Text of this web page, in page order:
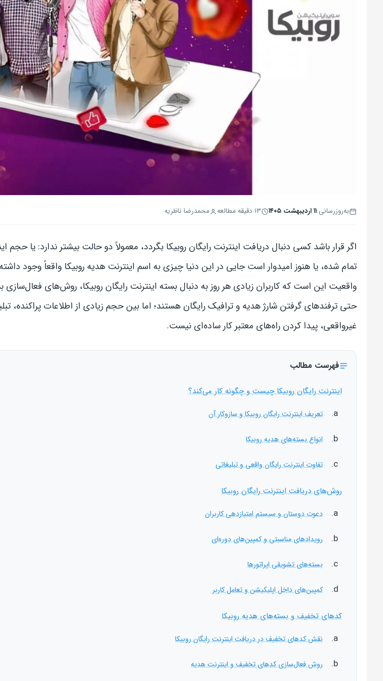
به‌روزرسانی:۱۱ اردیبهشت ۱۴۰۵ ۱۳ دقیقه مطالعه محمدرضا ناظریه
اگر قرار باشد کسی دنبال دریافت اینترنت رایگان روبیکا بگردد، معمولاً دو حالت بیشتر ندارد: یا
تمام شده، یا هنوز امیدوار است جایی در این دنیا چیزی به اسم اینترنت هدیه روبیکا واقعاً وجود
واقعیت این است که کاربران زیادی هر روز به دنبال بسته اینترنت رایگان روبیکا، روش‌های
حتی ترفندهای گرفتن شارژ هدیه و ترافیک رایگان هستند؛ اما بین حجم زیادی از اطلاعات پراکنده،
غیرواقعی، پیدا کردن راه‌های معتبر کار ساده‌ای نیست.
فهرست مطالب
اینترنت رایگان روبیکا چیست و چگونه کار می‌کند؟
تعریف اینترنت رایگان روبیکا و سازوکار آن
انواع بسته‌های هدیه روبیکا
تفاوت اینترنت رایگان واقعی و تبلیغاتی
روش‌های دریافت اینترنت رایگان روبیکا
دعوت دوستان و سیستم امتیازدهی کاربران
رویدادهای مناسبتی و کمپین‌های دوره‌ای
بسته‌های تشویقی اپراتورها
کمپین‌های داخل اپلیکیشن و تعامل کاربر
کدهای تخفیف و بسته‌های هدیه روبیکا
نقش کدهای تخفیف در دریافت اینترنت رایگان روبیکا
روش فعال‌سازی کدهای تخفیف و اینترنت هدیه